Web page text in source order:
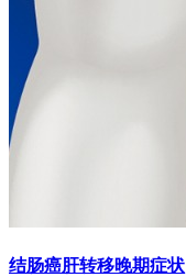
结肠癌肝转移晚期症状